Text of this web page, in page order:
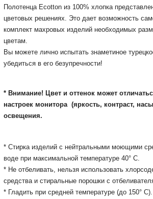
Полотенца Ecotton из 100% хлопка
цветовых решениях. Это дает возможность
комплект махровых изделий необходимых
цветам.
Вы можете лично испытать знаметиное
убедиться в его безупречности!
* Внимание! Цвет и оттенок может
настроек монитора(яркость, контраст,
освещения.
* Стирка изделий с нейтральными моющими
воде при максимальной температуре 40° С.
* Не отбеливать, нельзя использовать
средства и стиральные порошки с
* Гладить при средней температуре (до 150° С).